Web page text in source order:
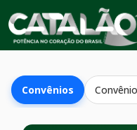
Convênios